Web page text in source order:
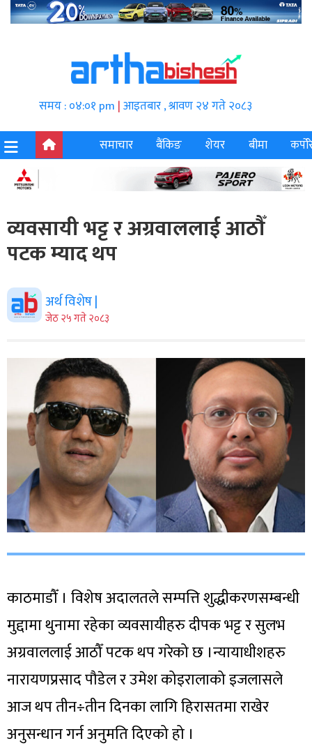
समय : ०४:०१ pm |आइतबार , श्रावण २४ गते २०८३
समाचार
बैंकिङ शेयर बीमा
व्यवसायी भट्ट र अग्रवाललाई आठौँ
पटक म्याद थप
अर्थ विशेष |
जेठ २५ गते २०८३
काठमाडौँ । विशेष अदालतले सम्पत्ति शुद्धीकरणसम्बन्धी
मुद्दामा थुनामा रहेका व्यवसायीहरु दीपक भट्ट र सुलभ
अग्रवाललाई आठौँ पटक थप गरेको छ ।न्यायाधीशहरु
नारायणप्रसाद पौडेल र उमेश कोइरालाको इजलासले
आज थप तीन÷तीन दिनका लागि हिरासतमा राखेर
अनुसन्धान गर्न अनुमति दिएको हो ।